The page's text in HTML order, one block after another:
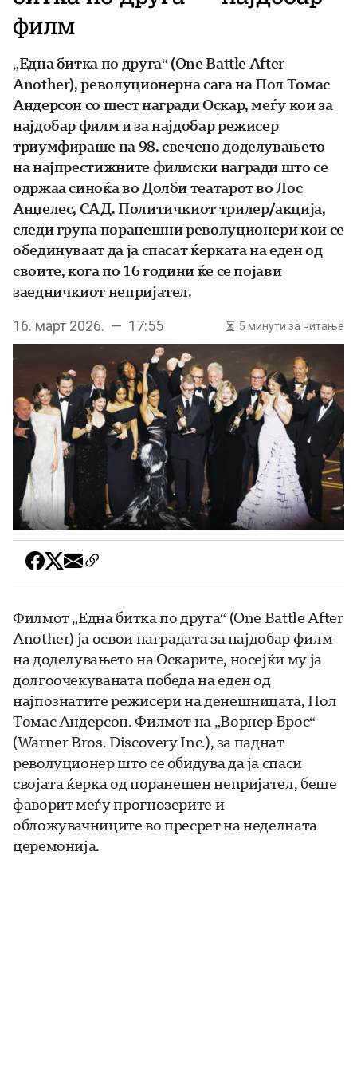
филм
„Една битка по друга“ (One Battle After
Another), револуционерна сага на Пол Томас
Андерсон со шест награди Оскар, меѓу кои за
најдобар филм и за најдобар режисер
триумфираше на 98. свечено доделувањето
на најпрестижните филмски награди што се
одржаа синоќа во Долби театарот во Лос
Анџелес, САД. Политичкиот трилер/акција,
следи група поранешни револуционери кои се
обединуваат да ја спасат ќерката на еден од
своите, кога по 16 години ќе се појави
заедничкиот непријател.
16. март 2026. — 17:55 5 минути за читање
Филмот „Една битка по друга“ (One Battle After
Another) ја освои наградата за најдобар филм
на доделувањето на Оскарите, носејќи му ја
долгоочекуваната победа на еден од
најпознатите режисери на денешницата, Пол
Томас Андерсон.Филмот на „Ворнер Брос“
(Warner Bros. Discovery Inc.), за паднат
револуционер што се обидува да ја спаси
својата ќерка од поранешен непријател, беше
фаворит меѓу прогнозерите и
обложувачниците во пресрет на неделната
церемонија.